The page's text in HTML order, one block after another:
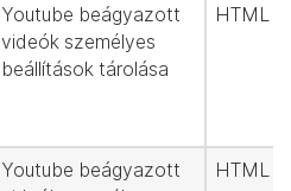
Youtube beágyazott
videók személyes
beállítások tárolása
HTML
Youtube beágyazott
HTML